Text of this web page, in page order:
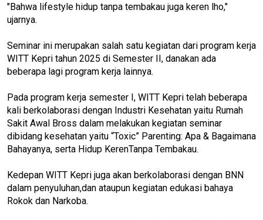
"Bahwa lifestyle hidup tanpa tembakau juga keren lho,"
ujarnya.
Seminar ini merupakan salah satu kegiatan dari program kerja
WITT Kepri tahun 2025 di Semester II, danakan ada
beberapa lagi program kerja lainnya.
Pada program kerja semester I, WITT Kepri telah beberapa
kali berkolaborasi dengan Industri Kesehatan yaitu Rumah
Sakit Awal Bross dalam melakukan kegiatan seminar
dibidang kesehatan yaitu “Toxic” Parenting: Apa & Bagaimana
Bahayanya, serta Hidup KerenTanpa Tembakau.
Kedepan WITT Kepri juga akan berkolaborasi dengan BNN
dalam penyuluhan,dan ataupun kegiatan edukasi bahaya
Rokok dan Narkoba.